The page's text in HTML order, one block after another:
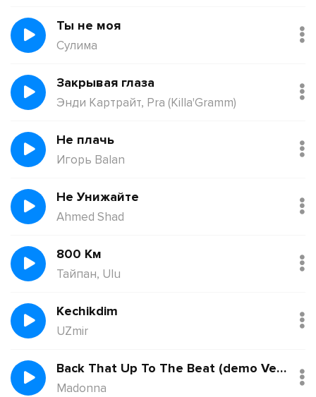
Ты не моя
Сулима
Закрывая глаза
Энди Картрайт, Pra (Killa'Gramm)
Не плачь
Игорь Balan
Не Унижайте
Ahmed Shad
800 Км
Тайпан, Ulu
Kechikdim
UZmir
Back That Up To The Beat (demo Version)
Madonna